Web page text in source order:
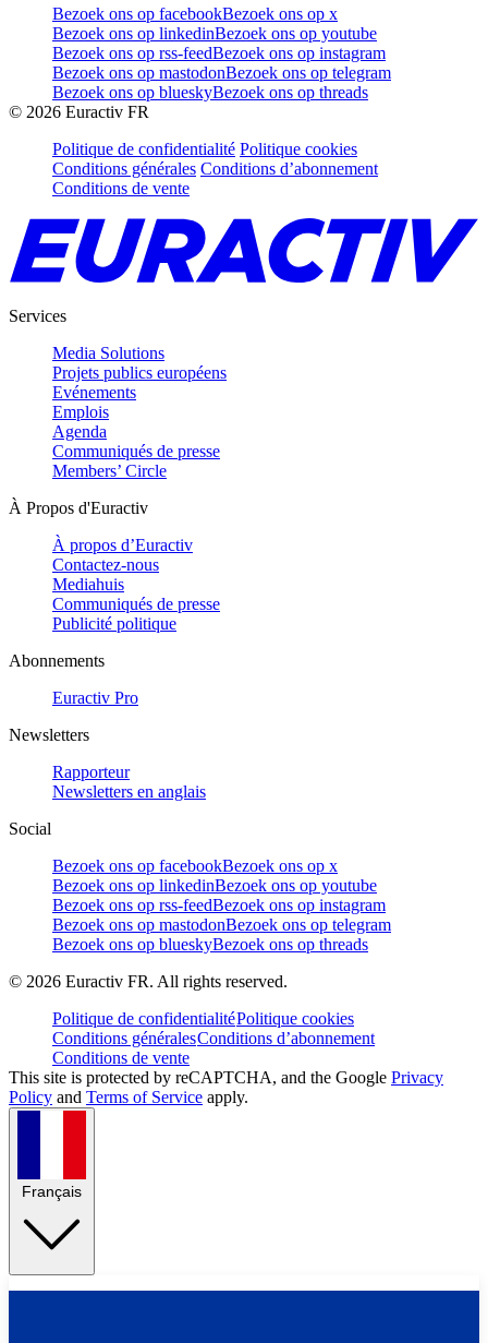
Bezoek ons op facebookBezoek ons op x
Bezoek ons op linkedinBezoek ons op youtube
Bezoek ons op rss-feedBezoek ons op instagram
Bezoek ons op mastodonBezoek ons op telegram
Bezoek ons op blueskyBezoek ons op threads
© 2026 Euractiv FR
Politique de confidentialité Politique cookies
Conditions générales Conditions d’abonnement
Conditions de vente
Services
Media Solutions
Projets publics européens
Evénements
Emplois
Agenda
Communiqués de presse
Members’ Circle
À Propos d'Euractiv
À propos d’Euractiv
Contactez-nous
Mediahuis
Communiqués de presse
Publicité politique
Abonnements
Euractiv Pro
Newsletters
Rapporteur
Newsletters en anglais
Social
Bezoek ons op facebookBezoek ons op x
Bezoek ons op linkedinBezoek ons op youtube
Bezoek ons op rss-feedBezoek ons op instagram
Bezoek ons op mastodonBezoek ons op telegram
Bezoek ons op blueskyBezoek ons op threads
© 2026 Euractiv FR. All rights reserved.
Politique de confidentialitéPolitique cookies
Conditions généralesConditions d’abonnement
Conditions de vente
This site is protected by reCAPTCHA, and the Google Privacy
Policy and Terms of Service apply.
Français